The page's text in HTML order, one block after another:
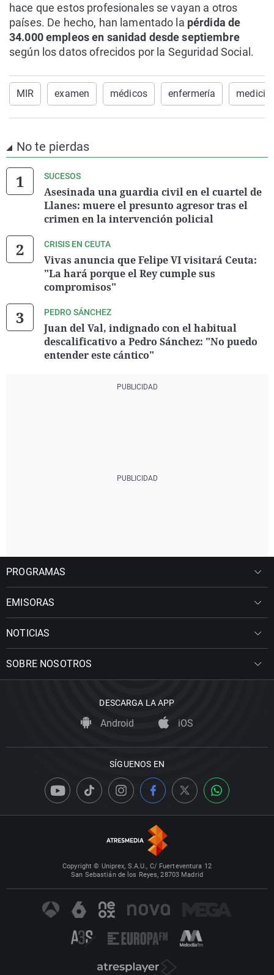
hace que estos profesionales se vayan a otros
países. De hecho, han lamentado la pérdida de
34.000 empleos en sanidad desde septiembre
según los datos ofrecidos por la Seguridad Social.
MIR examen médicos enfermería
No te pierdas
SUCESOS
Asesinada una guardia civil en el cuartel de
Llanes: muere el presunto agresor tras el
crimen en la intervención policial
CRISIS EN CEUTA
Vivas anuncia que Felipe VI visitará Ceuta:
"La hará porque el Rey cumple sus
compromisos"
PEDRO SÁNCHEZ
Juan del Val, indignado con el habitual
descalificativo a Pedro Sánchez: "No puedo
entender este cántico"
PROGRAMAS
EMISORAS
NOTICIAS
SOBRE NOSOTROS
DESCARGA LA APP
Android iOS
SÍGUENOS EN
Copyright © Uniprex, S.A.U., C/ Fuerteventura 12
San Sebastián de los Reyes, 28703 Madrid